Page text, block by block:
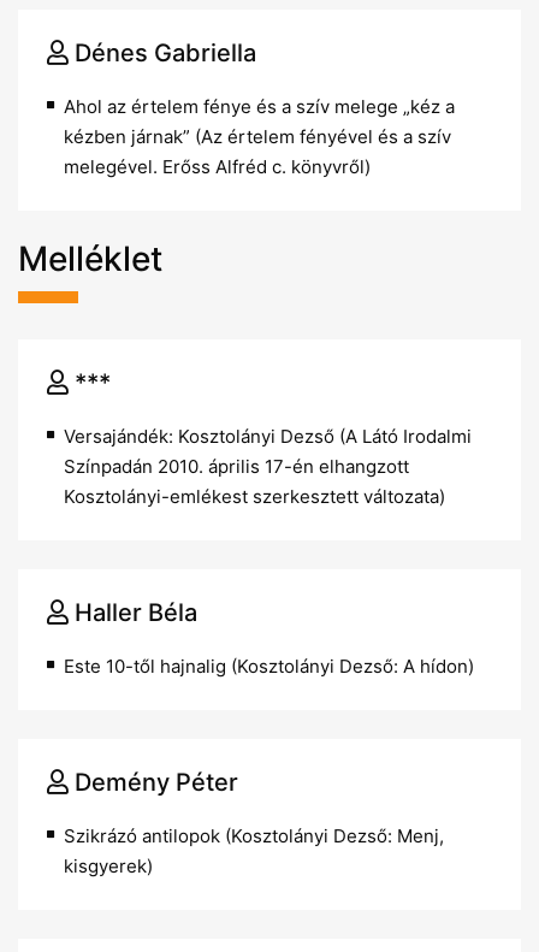
Dénes Gabriella
Ahol az értelem fénye és a szív melege „kéz a
kézben járnak” (Az értelem fényével és a szív
melegével. Erőss Alfréd c. könyvről)
Melléklet
***
Versajándék: Kosztolányi Dezső (A Látó Irodalmi
Színpadán 2010. április 17-én elhangzott
Kosztolányi-emlékest szerkesztett változata)
Haller Béla
Este 10-től hajnalig (Kosztolányi Dezső: A hídon)
Demény Péter
Szikrázó antilopok (Kosztolányi Dezső: Menj,
kisgyerek)